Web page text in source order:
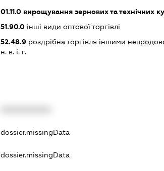
01.11.0 вирощування зернових та технічних
51.90.0 інші види оптової торгівлі
52.48.9 роздрібна торгівля іншими
н. в. і. г.
dossier.missingData
dossier.missingData